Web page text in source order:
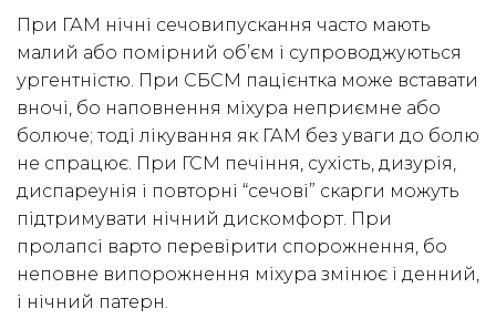
При ГАМ нічні сечовипускання часто мають
малий або помірний об’єм і супроводжуються
ургентністю. При СБСМ пацієнтка може вставати
вночі, бо наповнення міхура неприємне або
болюче; тоді лікування як ГАМ без уваги до болю
не спрацює. При ГСМ печіння, сухість, дизурія,
диспареунія і повторні “сечові” скарги можуть
підтримувати нічний дискомфорт. При
пролапсі варто перевірити спорожнення, бо
неповне випорожнення міхура змінює і денний,
і нічний патерн.